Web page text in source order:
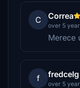
C Correa
over 5
Merece
f fredcelg
over 5